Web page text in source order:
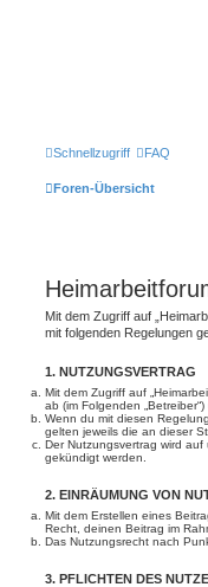
Schnellzugriff FAQ
Foren-Übersicht
Mit dem Zugriff auf
mit folgenden Regelungen
1. NUTZUNGSVERTRAG
Mit dem Zugriff auf
ab (im Folgenden
Wenn du mit diesen
gelten jeweils die an dieser
Der Nutzungsvertrag wird
gekündigt werden.
2. EINRÄUMUNG VON
Mit dem Erstellen eines
Recht, deinen Beitrag im
Das Nutzungsrecht nach
3. PFLICHTEN DES